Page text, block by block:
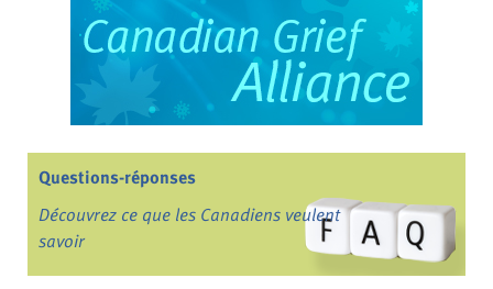
Questions-réponses
Découvrez ce que les Canadiens veulent
savoir